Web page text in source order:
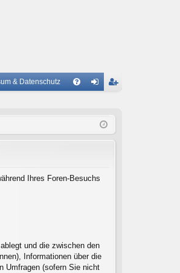
S
& Datenschutz
el
ist
rie
Ihres Foren-Besuchs
und die zwischen den
Informationen über die
Umfragen (sofern Sie nicht